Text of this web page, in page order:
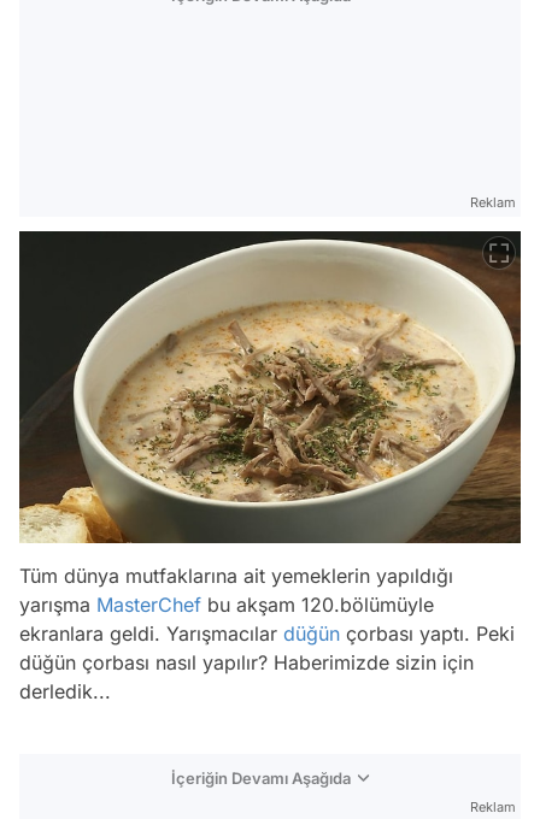
Reklam
Tüm dünya mutfaklarına ait yemeklerin yapıldığı
yarışma MasterChef bu akşam 120.bölümüyle
ekranlara geldi. Yarışmacılar düğün çorbası yaptı. Peki
düğün çorbası nasıl yapılır? Haberimizde sizin için
derledik...
İçeriğin Devamı Aşağıda
Reklam